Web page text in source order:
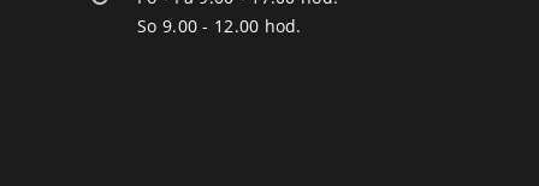
So 9.00 - 12.00 hod.